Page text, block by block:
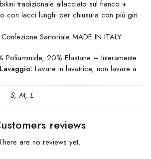
tradizionale allacciato sul fianco +
con lacci lunghi per chiusura con più giri
Sartoriale MADE IN ITALY
Poliammide, 20% Elastane – Interamente
Lavare in lavatrice, non lavare a
S, M, L
reviews
are no reviews yet.